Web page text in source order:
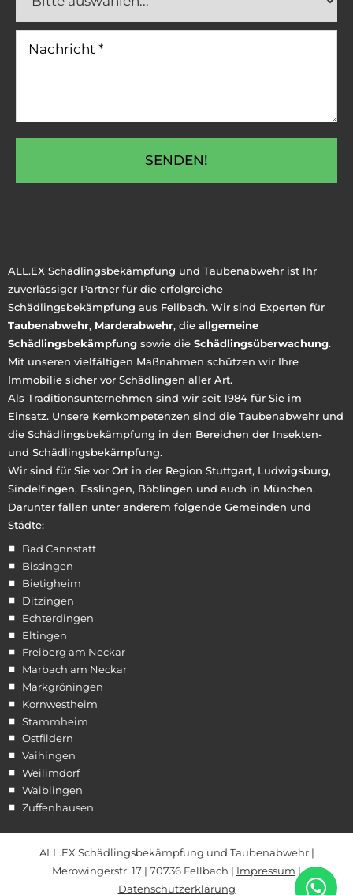
SENDEN!
ALL.EX Schädlingsbekämpfung und Taubenabwehr ist Ihr
zuverlässiger Partner für die erfolgreiche
Schädlingsbekämpfung aus Fellbach. Wir sind Experten für
Taubenabwehr, Marderabwehr, die allgemeine
Schädlingsbekämpfung sowie die Schädlingsüberwachung.
Mit unseren vielfältigen Maßnahmen schützen wir Ihre
Immobilie sicher vor Schädlingen aller Art.
Als Traditionsunternehmen sind wir seit 1984 für Sie im
Einsatz. Unsere Kernkompetenzen sind die Taubenabwehr und
die Schädlingsbekämpfung in den Bereichen der Insekten-
und Schädlingsbekämpfung.
Wir sind für Sie vor Ort in der Region Stuttgart, Ludwigsburg,
Sindelfingen, Esslingen, Böblingen und auch in München.
Darunter fallen unter anderem folgende Gemeinden und
Städte:
Bad Cannstatt
Bissingen
Bietigheim
Ditzingen
Echterdingen
Eltingen
Freiberg am Neckar
Marbach am Neckar
Markgröningen
Kornwestheim
Stammheim
Ostfildern
Vaihingen
Weilimdorf
Waiblingen
Zuffenhausen
ALL.EX Schädlingsbekämpfung und Taubenabwehr |
Merowingerstr. 17 | 70736 Fellbach | Impressum |
Datenschutzerklärung